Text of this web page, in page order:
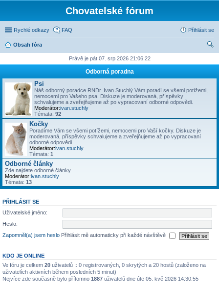
Chovatelské fórum
Rychlé odkazy FAQ Přihlásit se
Obsah fóra
Právě je pát 07. srp 2026 21:06:22
Odborná poradna
Psi
Náš odborný poradce RNDr. Ivan Stuchlý Vám poradí se všemi potížemi,
nemocemi pro Vašeho psa. Diskuze je moderovaná, příspěvky
schvalujeme a zveřejňujeme až po vypracovaní odborné odpovědi.
Moderátor:ivan.stuchly
Témata: 92
Kočky
Poradíme Vám se všemi potížemi, nemocemi pro Vaší kočky. Diskuze je
moderovaná, příspěvky schvalujeme a zveřejňujeme až po vypracovaní
odborné odpovědi.
Moderátor:ivan.stuchly
Témata: 1
Odborné články
Zde najdete odborné články
Moderátor:ivan.stuchly
Témata: 13
PŘIHLÁSIT SE
Uživatelské jméno:
Heslo:
Zapomněl(a) jsem heslo Přihlásit mě automaticky při každé návštěvě
KDO JE ONLINE
Ve fóru je celkem 20 uživatelů :: 0 registrovaných, 0 skrytých a 20 hostů (založeno na
uživatelích aktivních během posledních 5 minut)
Nejvíce zde současně bylo přítomno 1887 uživatelů dne úte 05. kvě 2026 14:30:55